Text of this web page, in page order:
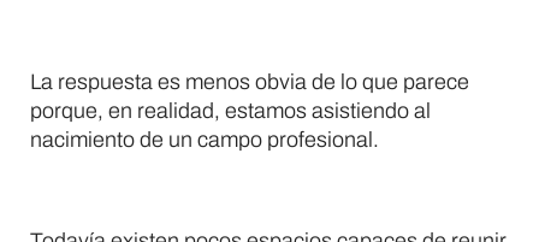
La respuesta es menos obvia de lo que parece
porque, en realidad, estamos asistiendo al
nacimiento de un campo profesional.